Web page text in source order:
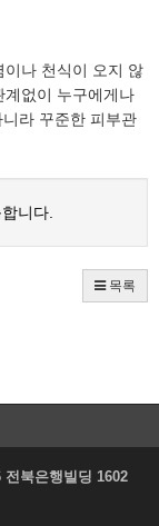
이나 천식이 오지 않
계없이 누구에게나
라 꾸준한 피부관
니다.
목록
북은행빌딩 1602